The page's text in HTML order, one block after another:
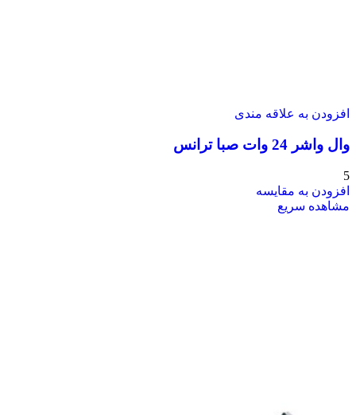
افزودن به علاقه مندی
وال واشر 24 وات صبا ترانس
5
افزودن به مقایسه
مشاهده سریع